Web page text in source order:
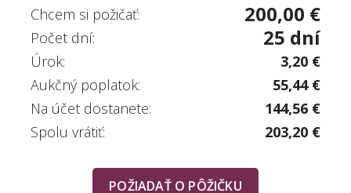
Chcem si požičať: 200,00 €
Počet dní: 25 dní
Úrok:
3,20 €
Aukčný poplatok:
55,44 €
Na účet dostanete:
144,56 €
Spolu vrátiť:
203,20 €
POŽIADAŤ O PÔŽIČKU